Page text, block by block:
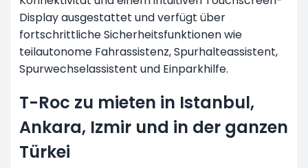
Display ausgestattet und verfügt über
fortschrittliche Sicherheitsfunktionen wie
teilautonome Fahrassistenz, Spurhalteassistent,
Spurwechselassistent und Einparkhilfe.
T-Roc zu mieten in Istanbul,
Ankara, Izmir und in der ganzen
Türkei